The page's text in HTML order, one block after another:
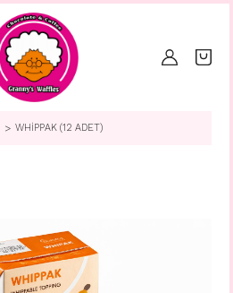
WHİPPAK (12 ADET)